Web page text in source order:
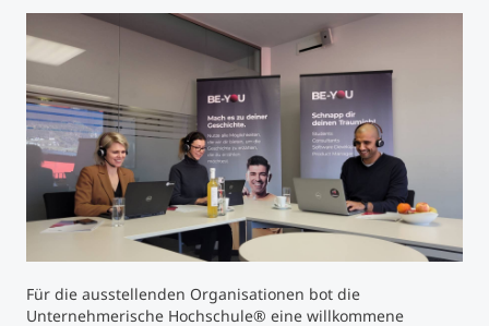
Technische Weiterbildung
Maßgeschneiderte Programme
Studienberatung
Executive Education Finder
Für die ausstellenden Organisationen bot die
Unternehmerische Hochschule® eine willkommene